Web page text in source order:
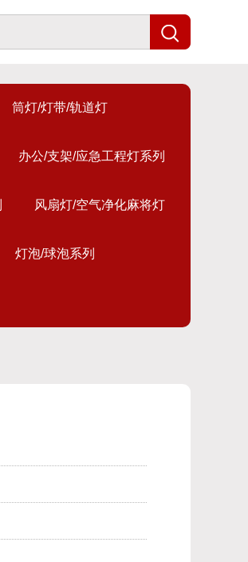
筒灯/灯带/轨道灯
办公/支架/应急工程灯系列
风扇灯/空气净化麻将灯
灯泡/球泡系列